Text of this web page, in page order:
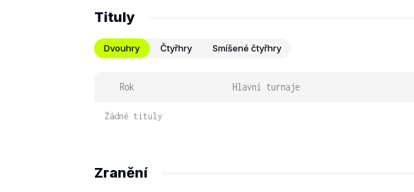
Tituly
Dvouhry Čtyřhry Smíšené čtyřhry
Rok Hlavní turnaje
Žádné tituly
Zranění